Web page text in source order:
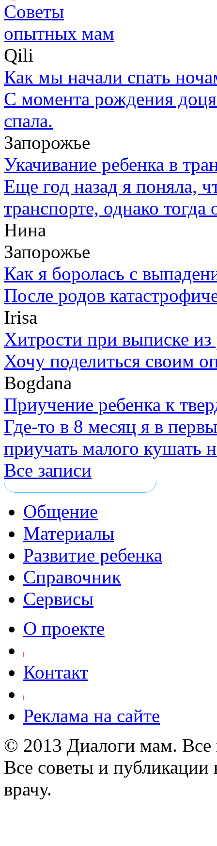
Советы
опытных мам
Qili
Как мы начали спать
С момента рождения
спала.
Запорожье
Укачивание ребенка в
Еще год назад я поняла,
транспорте, однако
Нина
Запорожье
Как я боролась с
После родов
Irisa
Хитрости при выписке
Хочу поделиться своим
Bogdana
Приучение ребенка к
Где-то в 8 месяц я в
приучать малого кушать
Все записи
Общение
Материалы
Развитие ребенка
Справочник
Сервисы
О проекте
Контакт
Реклама на сайте
© 2013 Диалоги мам.
Все советы и публикации
врачу.